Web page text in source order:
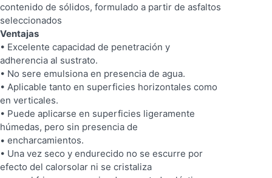
contenido de sólidos, formulado a partir de asfaltos
seleccionados
Ventajas
• Excelente capacidad de penetración y
adherencia al sustrato.
• No sere emulsiona en presencia de agua.
• Aplicable tanto en superficies horizontales como
en verticales.
• Puede aplicarse en superficies ligeramente
húmedas, pero sin presencia de
• encharcamientos.
• Una vez seco y endurecido no se escurre por
efecto del calorsolar ni se cristaliza